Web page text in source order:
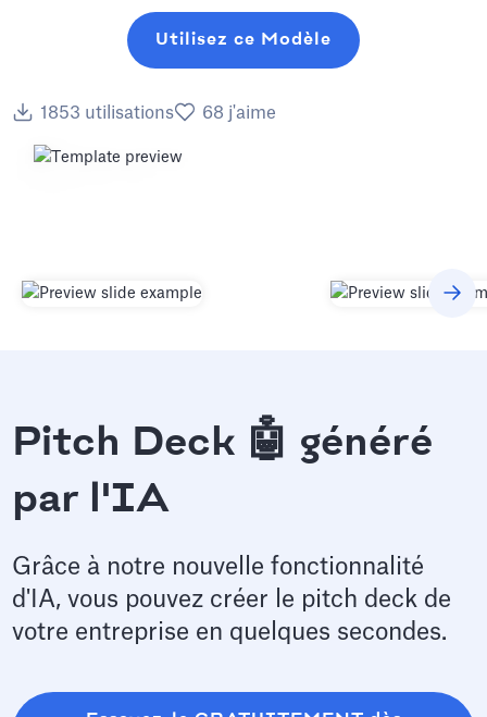
Utilisez ce Modèle
1853 utilisations 68 j'aime
Pitch Deck 🤖 généré
par l'IA
Grâce à notre nouvelle fonctionnalité
d'IA, vous pouvez créer le pitch deck de
votre entreprise en quelques secondes.